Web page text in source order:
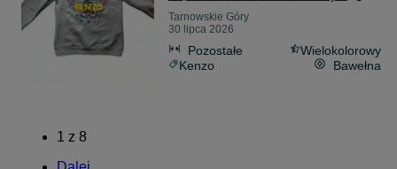
Tarnowskie Góry
30 lipca 2026
Pozostałe
Wielokolorowy
Kenzo
Bawełna
1 z 8